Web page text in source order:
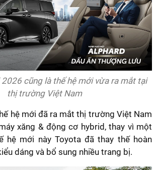
cũng là thế hệ mới vừa ra mắt tại
thị trường Việt Nam
hệ mới đã ra mắt thị trường Việt Nam
xăng & động cơ hybrid, thay vì một
hệ mới này Toyota đã thay thế hoàn
dáng và bổ sung nhiều trang bị.